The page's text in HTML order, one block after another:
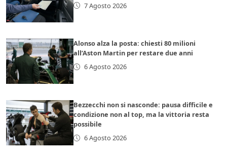
7 Agosto 2026
Alonso alza la posta: chiesti 80 milioni
all’Aston Martin per restare due anni
6 Agosto 2026
Bezzecchi non si nasconde: pausa difficile e
condizione non al top, ma la vittoria resta
possibile
6 Agosto 2026